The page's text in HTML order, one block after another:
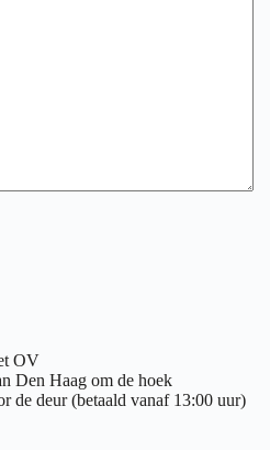
OV
Den Haag om de hoek
de deur (betaald vanaf 13:00 uur)